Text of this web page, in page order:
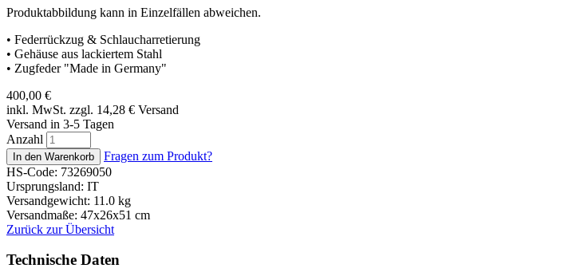
Produktabbildung kann in Einzelfällen abweichen.
• Federrückzug & Schlaucharretierung
• Gehäuse aus lackiertem Stahl
• Zugfeder "Made in Germany"
400,00 €
inkl. MwSt. zzgl. 14,28 € Versand
Versand in 3-5 Tagen
Anzahl
Fragen zum Produkt?
HS-Code: 73269050
Ursprungsland: IT
Versandgewicht: 11.0 kg
Versandmaße: 47x26x51 cm
Zurück zur Übersicht
Technische Daten